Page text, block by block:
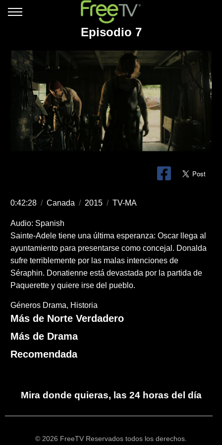
Episodio 7
0:42:28 / Canada / 2015 / TV-MA
Audio: Spanish
Sainte-Adele tiene una última esperanza: Oscar llega al
ayuntamiento para presentarse como concejal. Donalda
sufre terriblemente por las malas intenciones de
Séraphin. Donatienne está devastada por la partida de
Paquerette y quiere irse del pueblo.
Géneros Drama Historia
Más de Norte Verdadero
Más de Drama
Recomendada
Mira donde quieras, las 24 horas del día
© 2026 FreeTV Reservados todos los derechos.